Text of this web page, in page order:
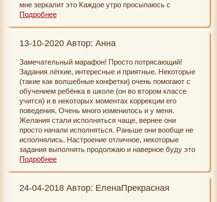
мне зеркалит это Каждое утро просыпаюсь с
мыслью, что впереди только лучшее Всего вам
Подробнее
13-10-2020 Автор: Анна
Замечательный марафон! Просто потрясающий!
Задания лёгкие, интересные и приятные. Некоторые
(такие как волшебные конфетки) очень помогают с
обучением ребёнка в школе (он во втором классе
учится) и в некоторых моментах коррекции его
поведения. Очень много изменилось и у меня.
Желания стали исполняться чаще, вернее они
просто начали исполняться. Раньше они вообще не
исполнялись. Настроение отличное, некоторые
задания выполнять продолжаю и наверное буду это
делать ещё долго. Спасибо Вам за такой
менять свою жизнь.
Подробнее
24-04-2018 Автор: ЕленаПрекрасная